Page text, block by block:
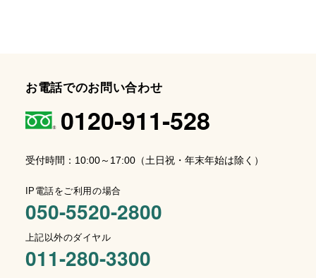
お電話でのお問い合わせ
0120-911-528
受付時間：10:00～17:00（土日祝・年末年始は除く）
IP電話をご利用の場合
050-5520-2800
上記以外のダイヤル
011-280-3300